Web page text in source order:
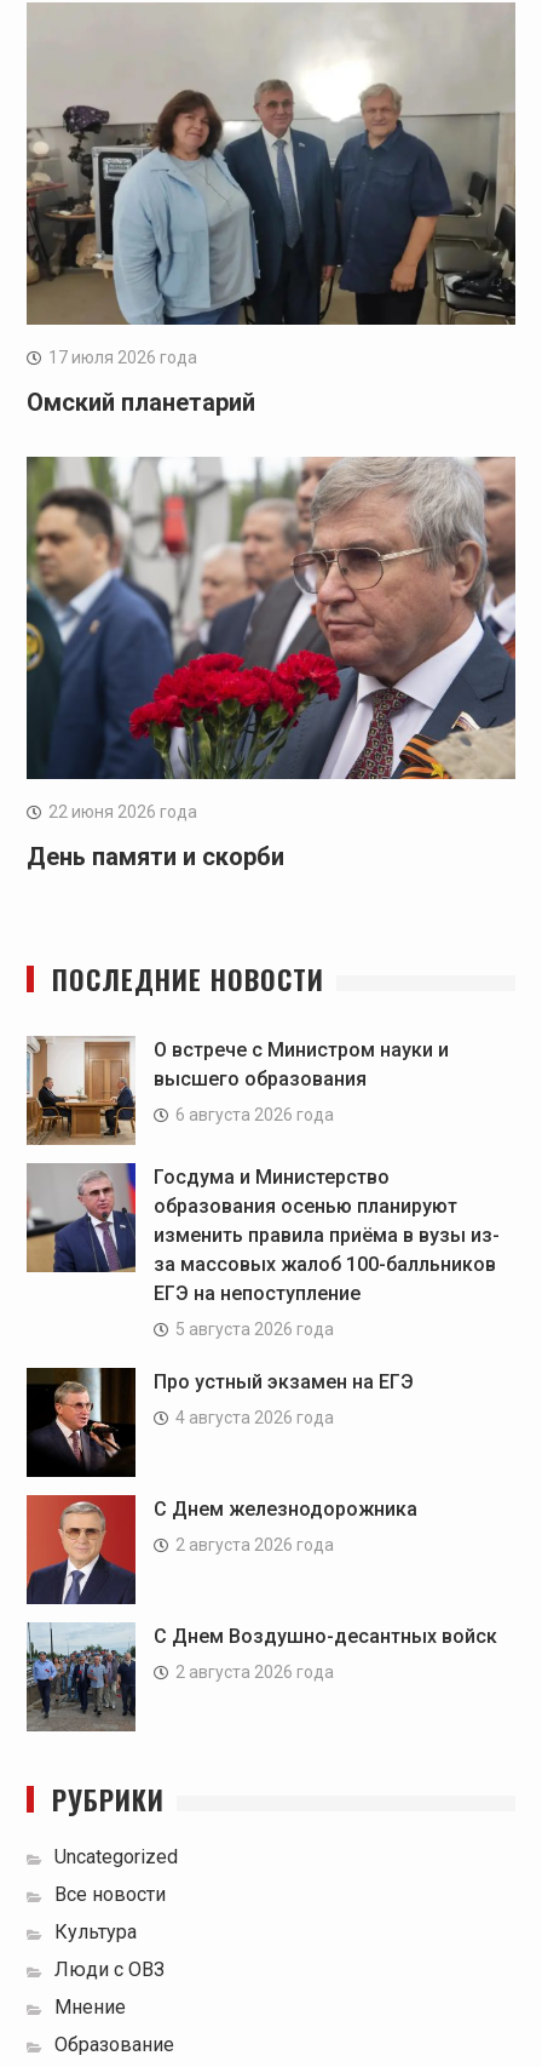
17 июля 2026 года
Омский планетарий
22 июня 2026 года
День памяти и скорби
ПОСЛЕДНИЕ НОВОСТИ
О встрече с Министром науки и
высшего образования
6 августа 2026 года
Госдума и Министерство
образования осенью планируют
изменить правила приёма в вузы из-
за массовых жалоб 100-балльников
ЕГЭ на непоступление
5 августа 2026 года
Про устный экзамен на ЕГЭ
4 августа 2026 года
С Днем железнодорожника
2 августа 2026 года
С Днем Воздушно-десантных войск
2 августа 2026 года
РУБРИКИ
Uncategorized
Все новости
Культура
Люди с ОВЗ
Мнение
Образование